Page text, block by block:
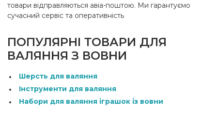
товари відправляються авіа-поштою. Ми гарантуємо
сучасний сервіс та оперативність
ПОПУЛЯРНІ ТОВАРИ ДЛЯ
ВАЛЯННЯ З ВОВНИ
Шерсть для валяння
Інструменти для валяння
Набори для валяння іграшок із вовни